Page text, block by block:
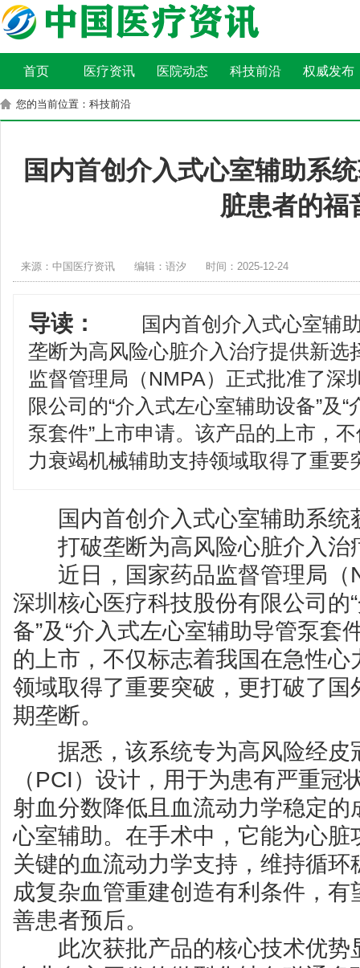
首页 医疗资讯 医院动态 科技前沿 权威发布
您的当前位置：科技前沿
国内首创介入式心室辅助系
脏患者的福
来源：中国医疗资讯 编辑：语汐 时间：2025-12-24
导读：
国内首创介入式心室辅
垄断为高风险心脏介入治疗提供新
监督管理局（NMPA）正式批准了深
限公司的“介入式左心室辅助设备”及
泵套件”上市申请。该产品的上市，
力衰竭机械辅助支持领域取得了重要
国内首创介入式心室辅助系统
打破垄断为高风险心脏介入治
近日，国家药品监督管理局（
深圳核心医疗科技股份有限公司的
备”及“介入式左心室辅助导管泵套
的上市，不仅标志着我国在急性
领域取得了重要突破，更打破了国
期垄断。
据悉，该系统专为高风险经皮
（PCI）设计，用于为患有严重冠
射血分数降低且血流动力学稳定
心室辅助。在手术中，它能为心脏
关键的血流动力学支持，维持循
成复杂血管重建创造有利条件，
善患者预后。
此次获批产品的核心技术优势